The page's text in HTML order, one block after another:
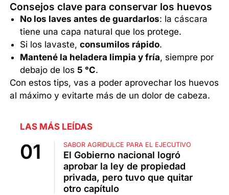
Consejos clave para conservar los huevos
No los laves antes de guardarlos: la cáscara
tiene una capa natural que los protege.
Si los lavaste,consumilos rápido.
Mantené la heladera limpia y fría, siempre por
debajo de los 5 °C.
Con estos tips, vas a poder aprovechar los huevos
al máximo y evitarte más de un dolor de cabeza.
LAS MÁS LEÍDAS
SABOR AGRIDULCE PARA EL EJECUTIVO
El Gobierno nacional logró
aprobar la ley de propiedad
privada, pero tuvo que quitar
otro capítulo